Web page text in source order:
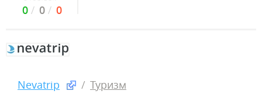
0 0 0
Nevatrip Туризм